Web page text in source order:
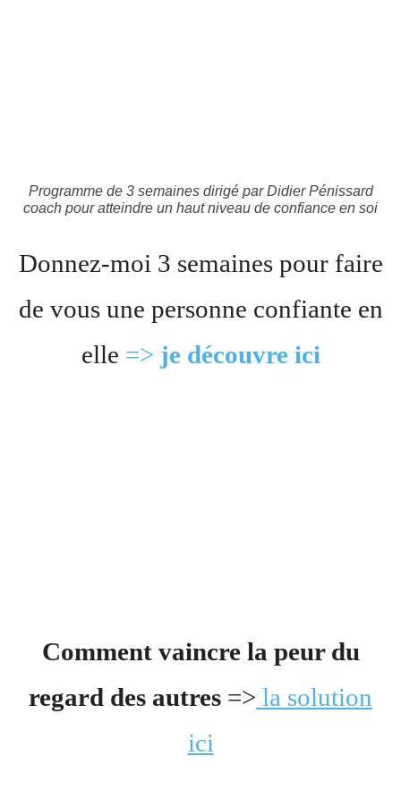
Programme de 3 semaines dirigé par Didier Pénissard
coach pour atteindre un haut niveau de confiance en soi
Donnez-moi 3 semaines pour faire
de vous une personne confiante en
elle => je découvre ici
Comment vaincre la peur du
regard des autres => la solution
ici